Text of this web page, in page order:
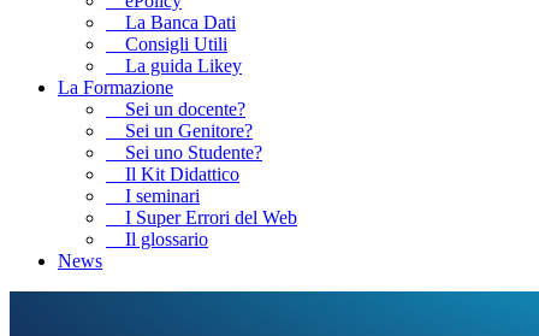
La Banca Dati
Consigli Utili
La guida Likey
La Formazione
Sei un docente?
Sei un Genitore?
Sei uno Studente?
Il Kit Didattico
I seminari
I Super Errori del Web
Il glossario
News